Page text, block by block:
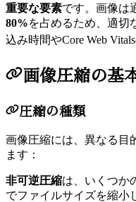
重要な要素です。画像は
80%を占めるため、適切
込み時間やCore Web
画像圧縮の基
圧縮の種類
画像圧縮には、異なる目
ます：
非可逆圧縮は、いくつか
でファイルサイズを縮小